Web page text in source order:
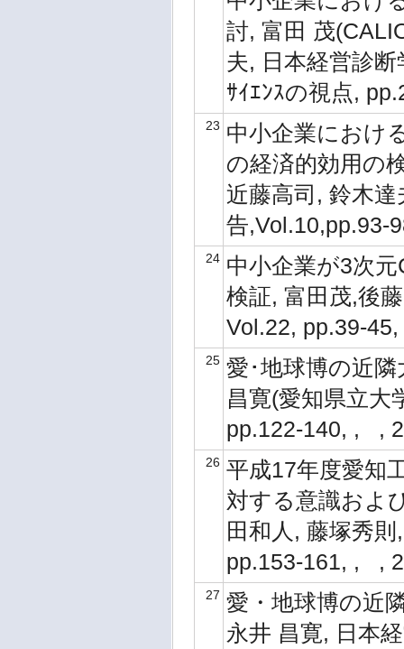
討, 富田 茂
夫, 日本経営診
ｻｲｴﾝｽの視点,
23 中小企業におけ
の経済的効用の
近藤高司, 鈴木
告
24 中小企業が3次
検証, 富田茂,後
Vol.22, pp.39-
25 愛･地球博の近
昌寛(愛知県立大
pp.122-140, , ,
26 平成17年度愛知
対する意識およ
田和人, 藤塚秀
pp.153-161, , ,
27 愛・地球博の近
永井 昌寛, 日本